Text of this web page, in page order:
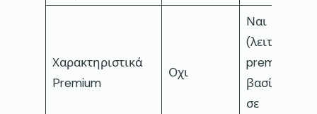
Χαρακτηριστικά
Premium
Οχι
Ναι
(λειτουργίες
premium
βασίζονται
σε